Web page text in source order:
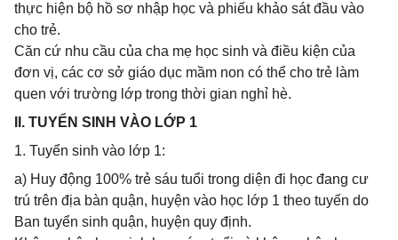
thực hiện bộ hồ sơ nhập học và phiếu khảo sát đầu vào
cho trẻ.
Căn cứ nhu cầu của cha mẹ học sinh và điều kiện của
đơn vị, các cơ sở giáo dục mầm non có thể cho trẻ làm
quen với trường lớp trong thời gian nghỉ hè.
II. TUYỂN SINH VÀO LỚP 1
1. Tuyển sinh vào lớp 1:
a) Huy động 100% trẻ sáu tuổi trong diện đi học đang cư
trú trên địa bàn quận, huyện vào học lớp 1 theo tuyến do
Ban tuyển sinh quận, huyện quy định.